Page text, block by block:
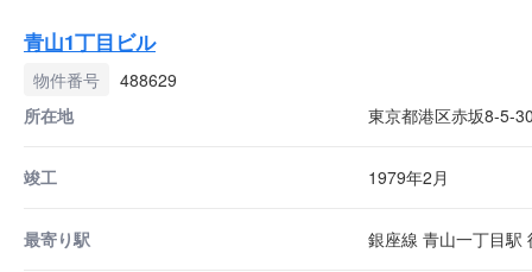
青山1丁目ビル
物件番号
488629
所在地
東京都港区赤坂8-5-
竣工 1979年2月
最寄り駅 銀座線 青山一丁目駅